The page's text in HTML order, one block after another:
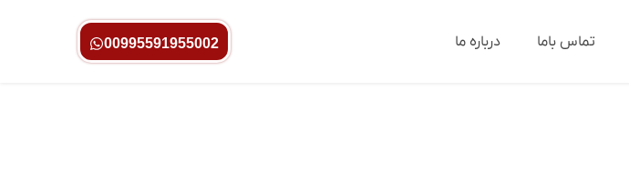
تماس باما درباره ما 00995591955002